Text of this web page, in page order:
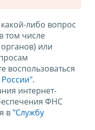
либо вопрос
том числе
или
воспользоваться
.
интернет-
ФНС
в "Службу